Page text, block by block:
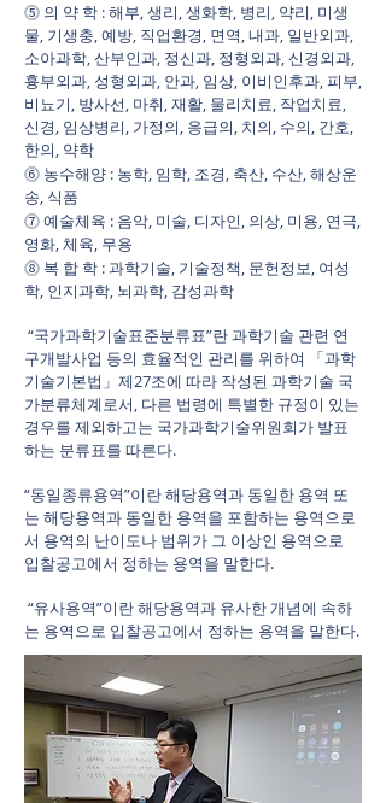
⓹ 의 약 학 : 해부, 생리, 생화학, 병리, 약리, 미생
물, 기생충, 예방, 직업환경, 면역, 내과, 일반외과,
소아과학, 산부인과, 정신과, 정형외과, 신경외과,
흉부외과, 성형외과, 안과, 임상, 이비인후과, 피부,
비뇨기, 방사선, 마취, 재활, 물리치료, 작업치료,
신경, 임상병리, 가정의, 응급의, 치의, 수의, 간호,
한의, 약학
⓺ 농수해양 : 농학, 임학, 조경, 축산, 수산, 해상운
송, 식품
⓻ 예술체육 : 음악, 미술, 디자인, 의상, 미용, 연극,
영화, 체육, 무용
⓼ 복 합 학 : 과학기술, 기술정책, 문헌정보, 여성
학, 인지과학, 뇌과학, 감성과학
“국가과학기술표준분류표”란 과학기술 관련 연
구개발사업 등의 효율적인 관리를 위하여 「과학
기술기본법」제27조에 따라 작성된 과학기술 국
가분류체계로서, 다른 법령에 특별한 규정이 있는
경우를 제외하고는 국가과학기술위원회가 발표
하는 분류표를 따른다.
“동일종류용역”이란 해당용역과 동일한 용역 또
는 해당용역과 동일한 용역을 포함하는 용역으로
서 용역의 난이도나 범위가 그 이상인 용역으로
입찰공고에서 정하는 용역을 말한다.
“유사용역”이란 해당용역과 유사한 개념에 속하
는 용역으로 입찰공고에서 정하는 용역을 말한다.